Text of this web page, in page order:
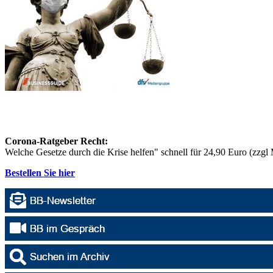
Corona-Ratgeber Recht:
Welche Gesetze durch die Krise helfen" schnell für 24,90 Euro (zzgl
Bestellen Sie hier